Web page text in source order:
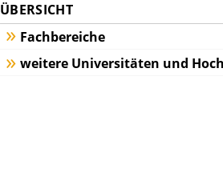
ÜBERSICHT
Fachbereiche
weitere Universitäten und